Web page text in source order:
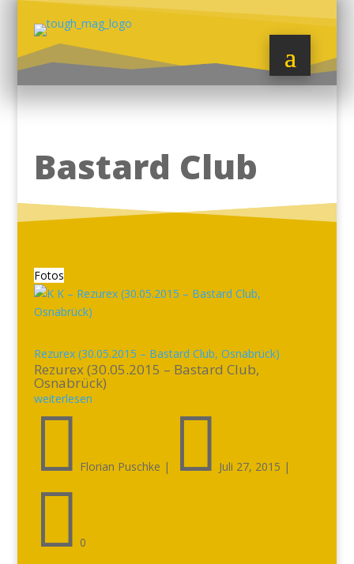
Bastard Club
Fotos
Rezurex (30.05.2015 – Bastard Club, Osnabrück)
Rezurex (30.05.2015 – Bastard Club,
Osnabrück)
weiterlesen
 Florian Puschke |  Juli 27, 2015 |
 0